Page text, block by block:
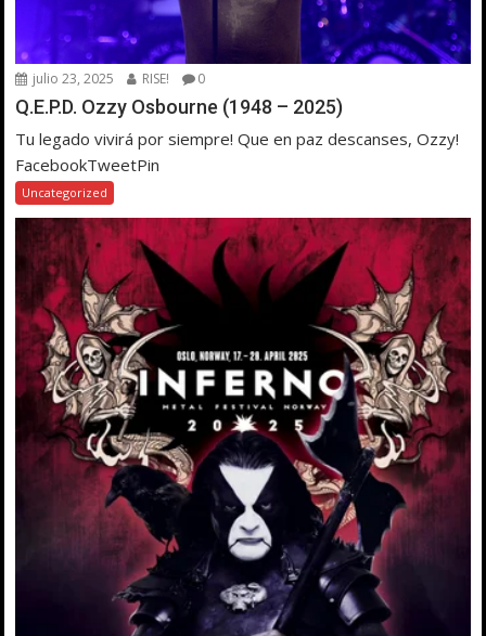
julio 23, 2025 RISE! 0
Q.E.P.D. Ozzy Osbourne (1948 – 2025)
Tu legado vivirá por siempre! Que en paz descanses, Ozzy!
FacebookTweetPin
Uncategorized